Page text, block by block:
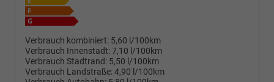
Verbrauch kombiniert: 5,60 l/100km
Verbrauch Innenstadt:7,10 l/100km
Verbrauch Stadtrand: 5,50 l/100km
Verbrauch Landstraße:4,90 l/100km